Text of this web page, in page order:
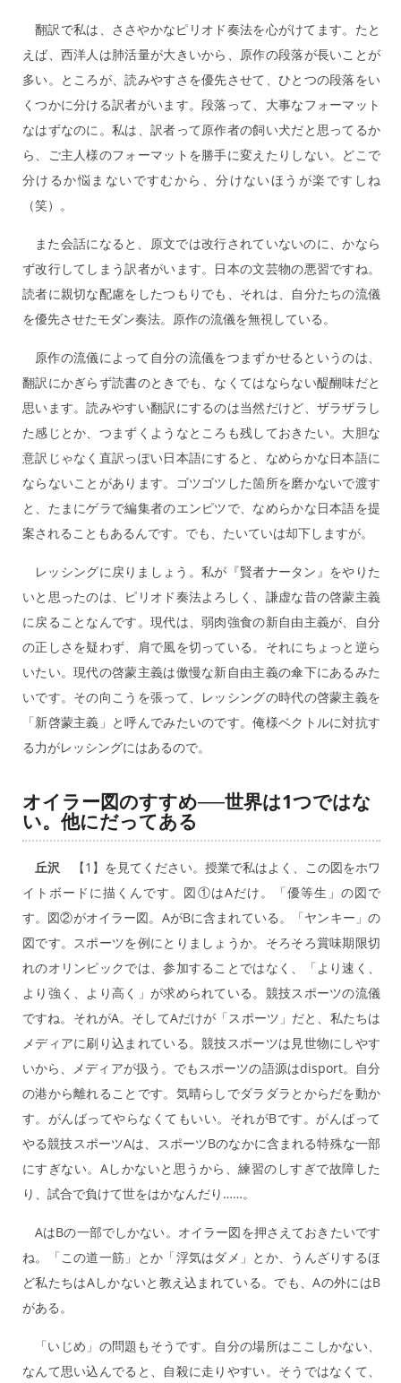
翻訳で私は、ささやかなピリオド奏法を心がけてます。たと
えば、西洋人は肺活量が大きいから、原作の段落が長いことが
多い。ところが、読みやすさを優先させて、ひとつの段落をい
くつかに分ける訳者がいます。段落って、大事なフォーマット
なはずなのに。私は、訳者って原作者の飼い犬だと思ってるか
ら、ご主人様のフォーマットを勝手に変えたりしない。どこで
分けるか悩まないですむから、分けないほうが楽ですしね
（笑）。
また会話になると、原文では改行されていないのに、かなら
ず改行してしまう訳者がいます。日本の文芸物の悪習ですね。
読者に親切な配慮をしたつもりでも、それは、自分たちの流儀
を優先させたモダン奏法。原作の流儀を無視している。
原作の流儀によって自分の流儀をつまずかせるというのは、
翻訳にかぎらず読書のときでも、なくてはならない醍醐味だと
思います。読みやすい翻訳にするのは当然だけど、ザラザラし
た感じとか、つまずくようなところも残しておきたい。大胆な
意訳じゃなく直訳っぽい日本語にすると、なめらかな日本語に
ならないことがあります。ゴツゴツした箇所を磨かないで渡す
と、たまにゲラで編集者のエンピツで、なめらかな日本語を提
案されることもあるんです。でも、たいていは却下しますが。
レッシングに戻りましょう。私が『賢者ナータン』をやりた
いと思ったのは、ピリオド奏法よろしく、謙虚な昔の啓蒙主義
に戻ることなんです。現代は、弱肉強食の新自由主義が、自分
の正しさを疑わず、肩で風を切っている。それにちょっと逆ら
いたい。現代の啓蒙主義は傲慢な新自由主義の傘下にあるみた
いです。その向こうを張って、レッシングの時代の啓蒙主義を
「新啓蒙主義」と呼んでみたいのです。俺様ベクトルに対抗す
る力がレッシングにはあるので。
オイラー図のすすめ──世界は1つではな
い。他にだってある
丘沢 【1】を見てください。授業で私はよく、この図をホワ
イトボードに描くんです。図①はAだけ。「優等生」の図で
す。図②がオイラー図。AがBに含まれている。「ヤンキー」の
図です。スポーツを例にとりましょうか。そろそろ賞味期限切
れのオリンピックでは、参加することではなく、「より速く、
より強く、より高く」が求められている。競技スポーツの流儀
ですね。それがA。そしてAだけが「スポーツ」だと、私たちは
メディアに刷り込まれている。競技スポーツは見世物にしやす
いから、メディアが扱う。でもスポーツの語源はdisport。自分
の港から離れることです。気晴らしでダラダラとからだを動か
す。がんばってやらなくてもいい。それがBです。がんばって
やる競技スポーツAは、スポーツBのなかに含まれる特殊な一部
にすぎない。Aしかないと思うから、練習のしすぎで故障した
り、試合で負けて世をはかなんだり……。
AはBの一部でしかない。オイラー図を押さえておきたいです
ね。「この道一筋」とか「浮気はダメ」とか、うんざりするほ
ど私たちはAしかないと教え込まれている。でも、Aの外にはB
がある。
「いじめ」の問題もそうです。自分の場所はここしかない、
なんて思い込んでると、自殺に走りやすい。そうではなくて、